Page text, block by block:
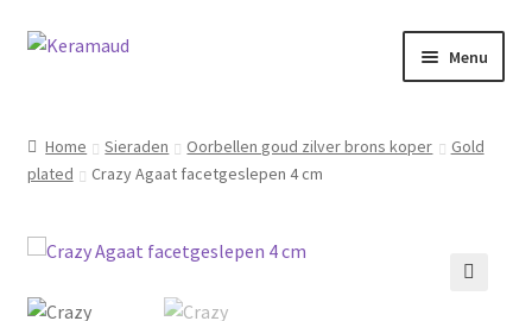
Ga
Ga
Menu
Over mij
Nieuws
Informatie
Home Sieraden Oorbellen goud zilver brons koper
Gold
plated
Crazy Agaat facetgeslepen 4 cm